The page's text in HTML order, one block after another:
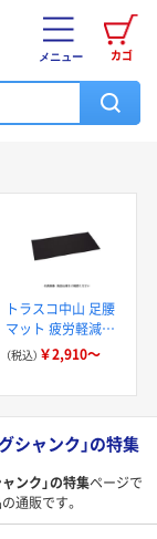
カゴ
メニュー
トラスコ中山 足腰
マット 疲労軽減マ
ット
（税込） ￥2,910～
ャンク」の特集
ンク」の特集ページで
通販です。